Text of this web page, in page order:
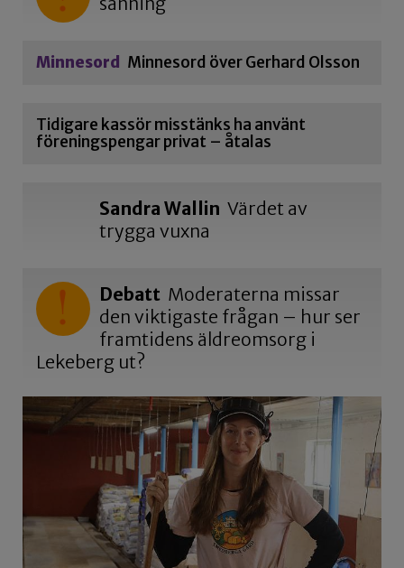
Minnesord Minnesord över Gerhard Olsson
Tidigare kassör misstänks ha använt
föreningspengar privat – åtalas
Sandra Wallin Värdet av
trygga vuxna
Debatt Moderaterna missar
den viktigaste frågan – hur ser
framtidens äldreomsorg i
Lekeberg ut?